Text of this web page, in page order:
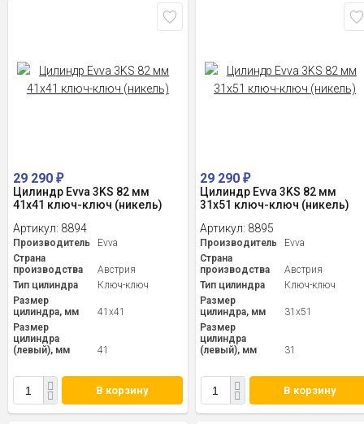
29 290 ₽
Цилиндр Evva 3KS 82 мм
41x41 ключ-ключ (никель)
Артикул: 8894
Производитель
Evva
Страна
производства
Австрия
Тип цилиндра
Ключ-ключ
Размер
цилиндра, мм
41x41
Размер
цилиндра
(левый), мм
41
В корзину
29 290₽
Цилиндр Evva 3KS 82 мм
31x51 ключ-ключ (никель)
Артикул: 8895
Производитель
Evva
Страна
производства
Австрия
Тип цилиндра
Ключ-ключ
Размер
цилиндра, мм
31x51
Размер
цилиндра
(левый), мм
31
В корзину